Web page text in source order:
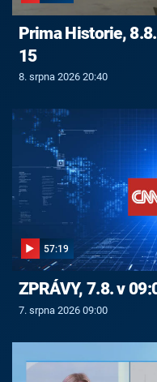
Prima Historie,
15
8. srpna 2026 20:40
57:19
ZPRÁVY, 7.8. v
7. srpna 2026 09:00